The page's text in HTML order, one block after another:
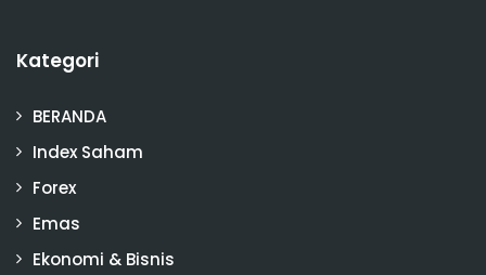
Kategori
BERANDA
Index Saham
Forex
Emas
Ekonomi & Bisnis